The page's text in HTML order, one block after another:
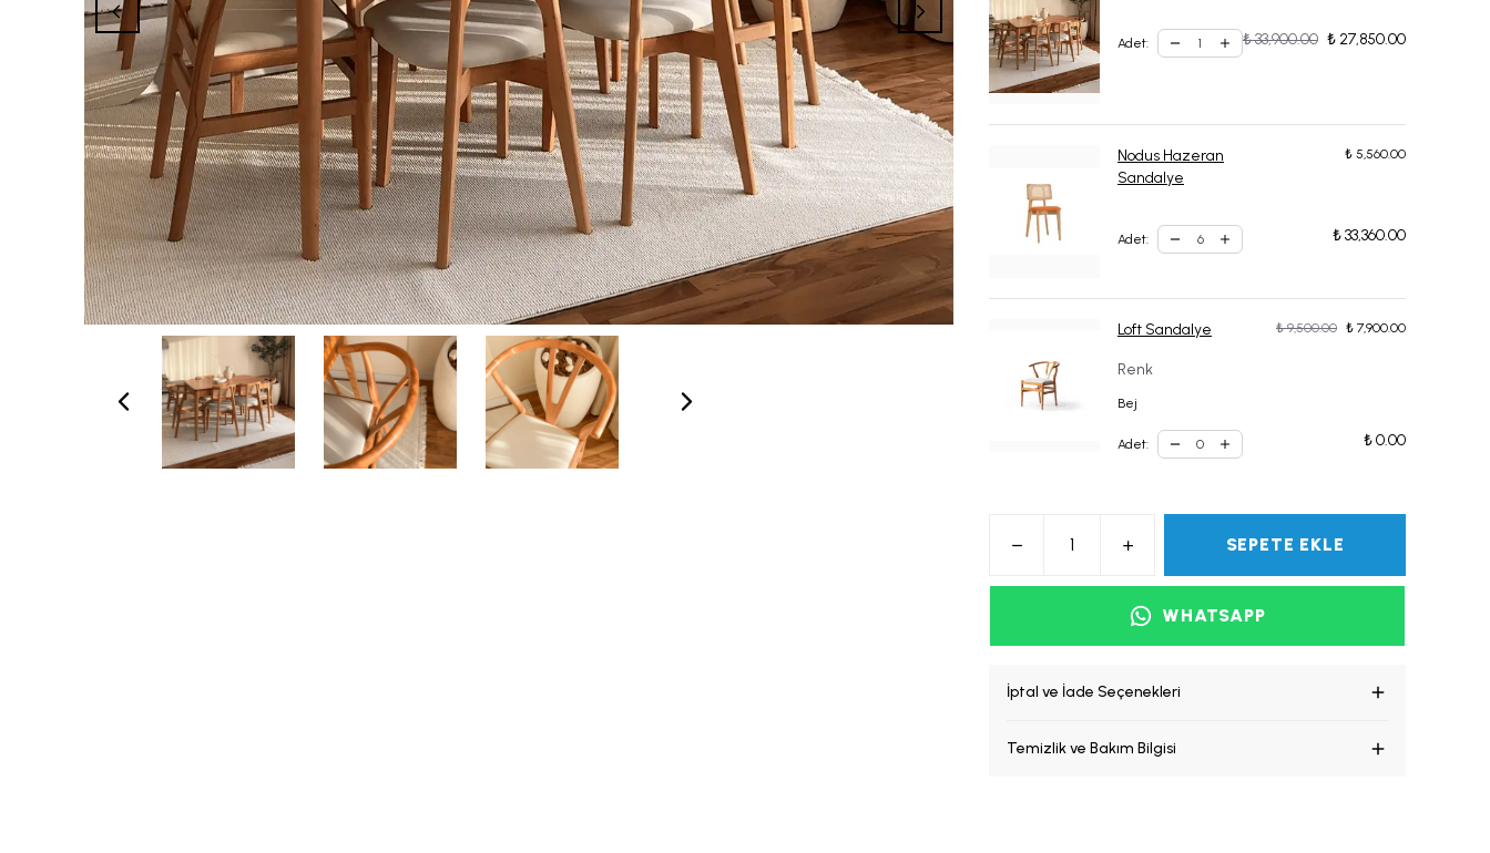
Adet: ₺ 33,900.00 ₺ 27,850.00
Nodus Hazeran
Sandalye
₺ 5,560.00
Adet: ₺ 33,360.00
Loft Sandalye ₺ 9,500.00 ₺ 7,900.00
Renk
Bej
Adet: ₺ 0.00
SEPETE EKLE
WHATSAPP
İptal ve İade Seçenekleri
Temizlik ve Bakım Bilgisi